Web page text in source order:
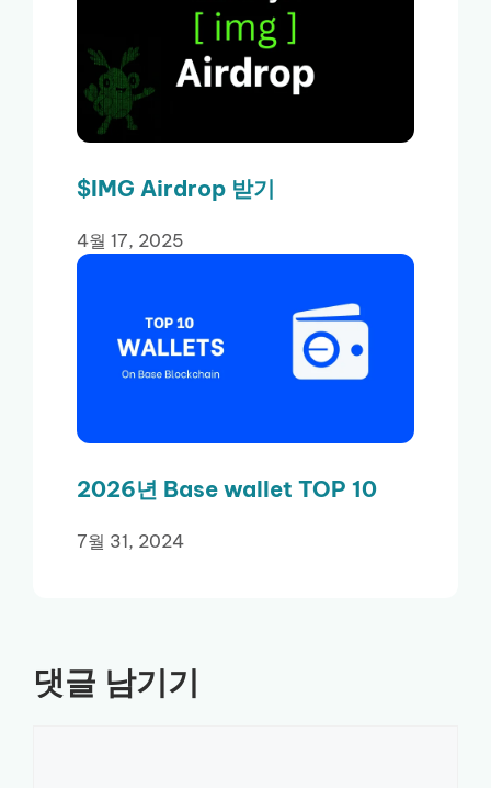
$IMG Airdrop 받기
4월 17, 2025
2026년 Base wallet TOP 10
7월 31, 2024
댓글 남기기